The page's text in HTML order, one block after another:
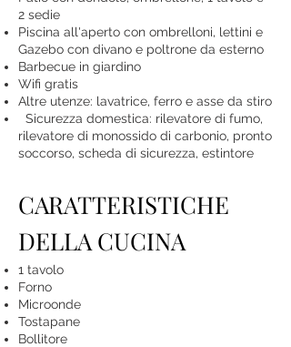
2 sedie
Piscina all'aperto con ombrelloni, lettini e
Gazebo con divano e poltrone da esterno
Barbecue in giardino
Wifi gratis
Altre utenze: lavatrice, ferro e asse da stiro
Sicurezza domestica: rilevatore di fumo,
rilevatore di monossido di carbonio, pronto
soccorso, scheda di sicurezza, estintore
CARATTERISTICHE
DELLA CUCINA
1 tavolo
Forno
Microonde
Tostapane
Bollitore